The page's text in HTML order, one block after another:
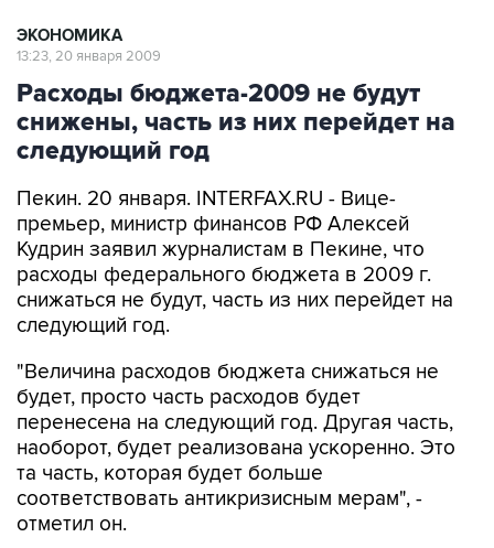
ЭКОНОМИКА
13:23, 20 января 2009
Расходы бюджета-2009 не будут
снижены, часть из них перейдет на
следующий год
Пекин. 20 января. INTERFAX.RU - Вице-
премьер, министр финансов РФ Алексей
Кудрин заявил журналистам в Пекине, что
расходы федерального бюджета в 2009 г.
снижаться не будут, часть из них перейдет на
следующий год.
"Величина расходов бюджета снижаться не
будет, просто часть расходов будет
перенесена на следующий год. Другая часть,
наоборот, будет реализована ускоренно. Это
та часть, которая будет больше
соответствовать антикризисным мерам", -
отметил он.